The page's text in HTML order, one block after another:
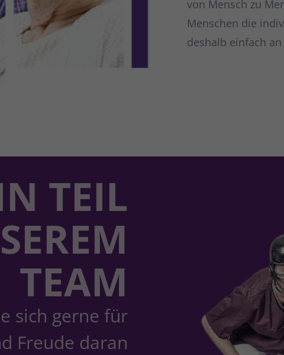
von Mensch zu
Menschen die
deshalb einfach
TEIL
TEAM
sich gerne für
Freude daran